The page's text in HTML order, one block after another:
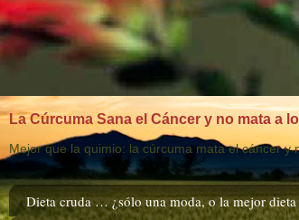
La Cúrcuma Sana el Cáncer y no mata a
Mejor que la quimio: la cúrcuma mata el cáncer y
Dieta cruda … ¿sólo una moda, o la mejor dieta